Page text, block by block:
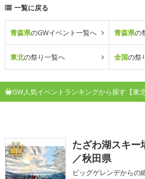
一覧に戻る
青森県のGWイベント一覧へ 青森県の
東北の祭り一覧へ 全国の祭
GW人気イベントランキングから探す【東北
1
たざわ湖スキ
／秋田県
ビッグゲレンデからの